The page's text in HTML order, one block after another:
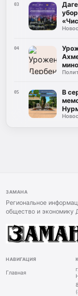
03
04
05
В
ЗАМАНА
Региональное
общество и экономику
НАВИГАЦИЯ
Главная